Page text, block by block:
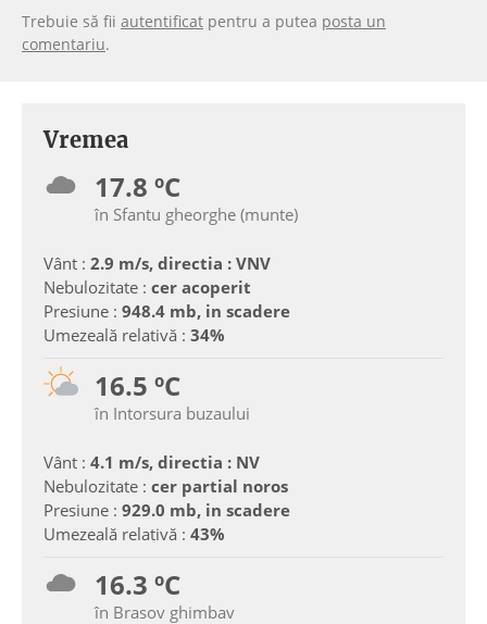
Trebuie să fii autentificat pentru a putea posta un
comentariu.
Vremea
17.8 ºC
în Sfantu gheorghe (munte)
Vânt : 2.9 m/s, directia : VNV
Nebulozitate : cer acoperit
Presiune : 948.4 mb, in scadere
Umezeală relativă : 34%
16.5 ºC
în Intorsura buzaului
Vânt : 4.1 m/s, directia : NV
Nebulozitate : cer partial noros
Presiune : 929.0 mb, in scadere
Umezeală relativă : 43%
16.3 ºC
în Brasov ghimbav